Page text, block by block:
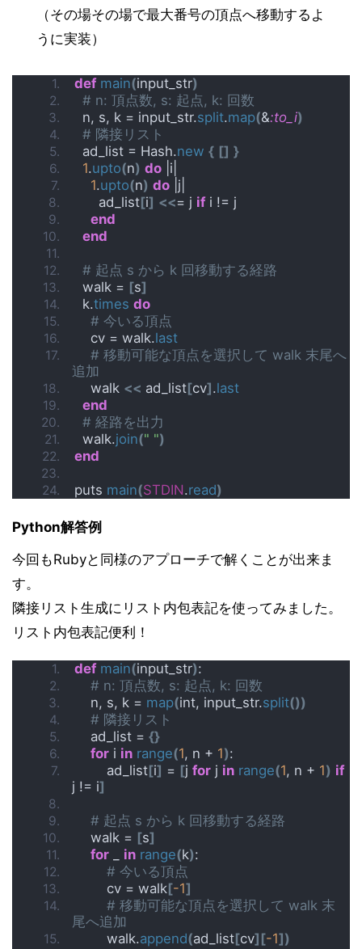
（その場その場で最大番号の頂点へ移動するよ
うに実装）
def main(input_str)
# n: 頂点数, s: 起点, k: 回数
  n, s, k = input_str.
split.map(&:to_i)
# 隣接リスト
  ad_list = Hash.
new { [] }
1.upto(n) do |i|
1.upto(n) do |j|
      ad_list
[i] <<= j if i != j
end
end
# 起点 s から k 回移動する経路
  walk =
[s]
  k.
times do
# 今いる頂点
    cv = walk.
last
# 移動可能な頂点を選択して walk 末尾へ
追加
    walk
<< ad_list[cv].last
end
# 経路を出力
  walk.
join(" ")
end
puts main(STDIN.read)
Python解答例
今回もRubyと同様のアプローチで解くことが出来ま
す。
隣接リスト生成にリスト内包表記を使ってみました。
リスト内包表記便利！
def main(input_str):
# n: 頂点数, s: 起点, k: 回数
    n, s, k =
map(int, input_str.split())
# 隣接リスト
    ad_list =
{}
for i in range(1, n + 1):
        ad_list
[i] = [j for j in range(1, n + 1) if
j != i]
# 起点 s から k 回移動する経路
    walk =
[s]
for
in range(k):
# 今いる頂点
        cv = walk
[-1]
# 移動可能な頂点を選択して walk 末
尾へ追加
        walk.
append(ad_list[cv][-1])